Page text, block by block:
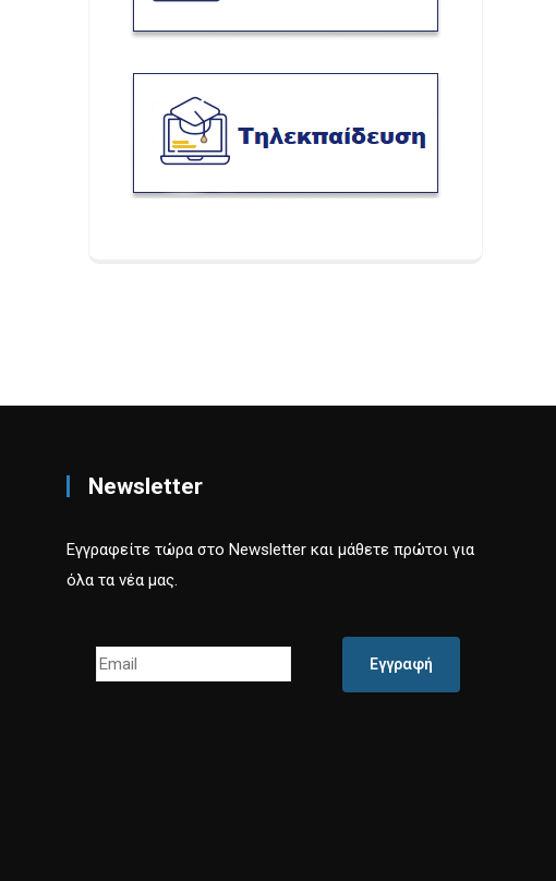
Newsletter
Εγγραφείτε τώρα στο Newsletter και μάθετε πρώτοι για
όλα τα νέα μας.
Εγγραφή